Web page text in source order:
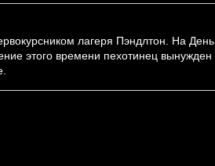
лагеря Пэндлтон. На День
этого времени пехотинец вынужден